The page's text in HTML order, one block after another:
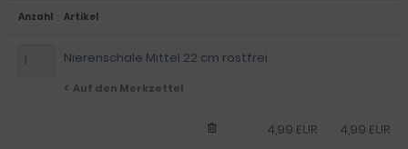
Anzahl Artikel
Nierenschale Mittel 22 cm rostfrei
Auf den Merkzettel
4,99 EUR
4,99 EUR